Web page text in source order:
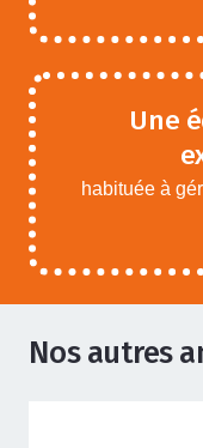
Une
habituée à
Nos autres